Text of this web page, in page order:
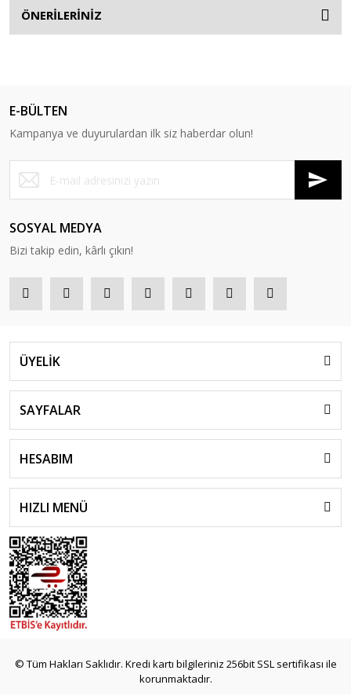
ÖNERİLERİNİZ
E-BÜLTEN
Kampanya ve duyurulardan ilk siz haberdar olun!
SOSYAL MEDYA
Bizi takip edin, kârlı çıkın!
ÜYELİK
SAYFALAR
HESABIM
HIZLI MENÜ
© Tüm Hakları Saklıdır. Kredi kartı bilgileriniz 256bit SSL sertifikası ile
korunmaktadır.